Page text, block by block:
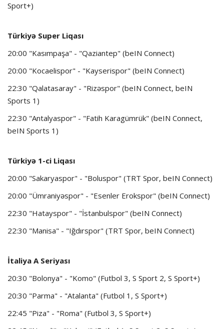
Sport+)
Türkiyə Super Liqası
20:00 "Kasımpaşa" - "Qaziantep" (beIN Connect)
20:00 "Kocaelispor" - "Kayserispor" (beIN Connect)
22:30 "Qalatasaray" - "Rizəspor" (beIN Connect, beIN
Sports 1)
22:30 "Antalyaspor" - "Fatih Karagümrük" (beIN Connect,
beIN Sports 1)
Türkiyə 1-ci Liqası
20:00 "Sakaryaspor" - "Boluspor" (TRT Spor, beIN Connect)
20:00 "Ümraniyəspor" - "Esenler Erokspor" (beIN Connect)
22:30 "Hatayspor" - "İstanbulspor" (beIN Connect)
22:30 "Manisa" - "Iğdırspor" (TRT Spor, beIN Connect)
İtaliya A Seriyası
20:30 "Bolonya" - "Komo" (Futbol 3, S Sport 2, S Sport+)
20:30 "Parma" - "Atalanta" (Futbol 1, S Sport+)
22:45 "Piza" - "Roma" (Futbol 3, S Sport+)